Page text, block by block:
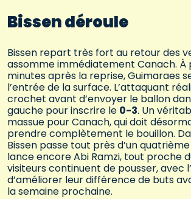
Bissen déroule
Bissen repart très fort au retour des
assomme immédiatement Canach. À
minutes après la reprise, Guimaraes
l’entrée de la surface. L’attaquant
crochet avant d’envoyer le ballon
gauche pour inscrire le 0-3. Un
massue pour Canach, qui doit
prendre complètement le bouillon.
Bissen passe tout près d’un
lance encore Abi Ramzi, tout proche
visiteurs continuent de pousser, avec
d’améliorer leur différence de buts
la semaine prochaine.